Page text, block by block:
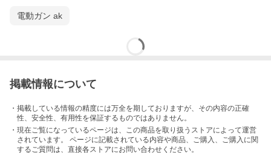
電動ガン ak
掲載情報について
・掲載している情報の精度には万全を期しておりますが、その内容の正確
性、安全性、有用性を保証するものではありません。
・現在ご覧になっているページは、この商品を取り扱うストアによって運営
されています。 ページに記載されている内容や商品、ご購入 、ご購入に関
するご質問は、直接各ストアにお問い合わせください。